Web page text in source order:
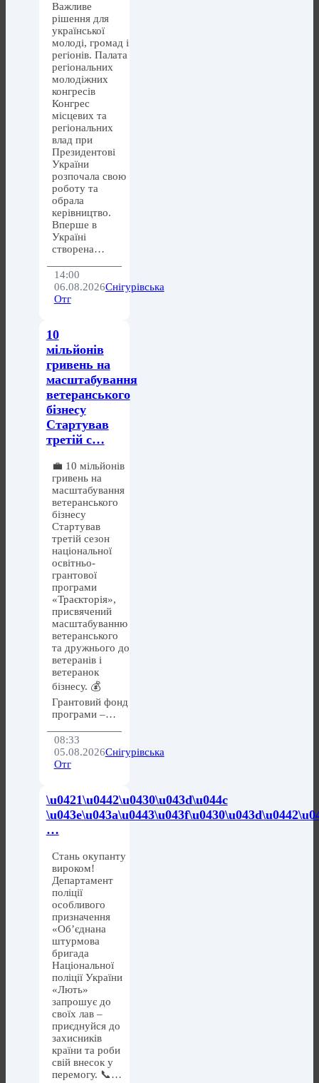
Важливе
рішення для
української
молоді, громад і
регіонів. Палата
регіональних
молодіжних
конгресів
Конгрес
місцевих та
регіональних
влад при
Президентові
України
розпочала свою
роботу та
обрала
керівництво.
Вперше в
Україні
створена…
14:00
06.08.2026Снігурівська
Отг
10
мільйонів
гривень на
масштабування
ветеранського
бізнесу
Стартував
третій с…
💼 10 мільйонів
гривень на
масштабування
ветеранського
бізнесу
Стартував
третій сезон
національної
освітньо-
грантової
програми
«Траєкторія»,
присвячений
масштабуванню
ветеранського
та дружнього до
ветеранів і
ветеранок
бізнесу. 💰
Грантовий фонд
програми –…
08:33
05.08.2026Снігурівська
Отг
\u0421\u0442\u0430\u043d\u044c
…
Стань окупанту
вироком!
Департамент
поліції
особливого
призначення
«Обʼєднана
штурмова
бригада
Національної
поліції України
«Лють»
запрошує до
своїх лав –
приєднуйся до
захисників
країни та роби
свій внесок у
перемогу. 📞…